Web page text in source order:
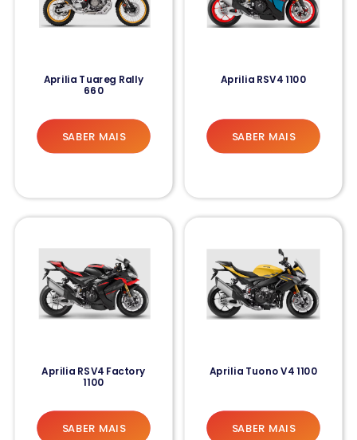
Aprilia Tuareg Rally
660
SABER MAIS
Aprilia RSV4 1100
SABER MAIS
Aprilia RSV4 Factory
1100
SABER MAIS
Aprilia Tuono V4 1100
SABER MAIS